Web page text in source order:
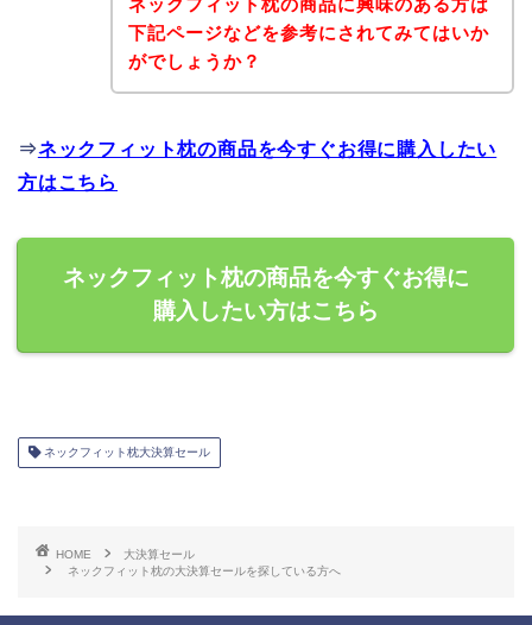
ネックフィット枕の商品に興味のある方は
下記ページなどを参考にされてみてはいか
がでしょうか？
⇒ネックフィット枕の商品を今すぐお得に購入したい
方はこちら
ネックフィット枕の商品を今すぐお得に
購入したい方はこちら
ネックフィット枕大決算セール
HOME
大決算セール
ネックフィット枕の大決算セールを探している方へ